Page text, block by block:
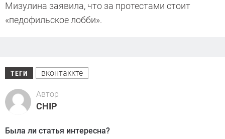
Мизулина заявила, что за протестами стоит
«педофильское лобби».
ТЕГИ вконтаккте
Автор
CHIP
Была ли статья интересна?